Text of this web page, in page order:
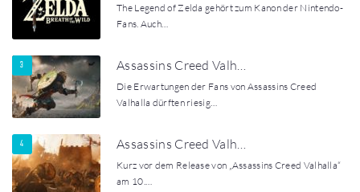
The Legend of Zelda gehört zum Kanon der Nintendo-
Fans. Auch…
Assassins Creed Valh…
Die Erwartungen der Fans von Assassins Creed
Valhalla dürften riesig…
Assassins Creed Valh…
Kurz vor dem Release von „Assassins Creed Valhalla“
am 10.…